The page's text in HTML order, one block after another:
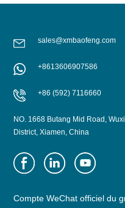
sales@xmbaofeng.com
+8613606907586
+86 (592) 7116660
NO. 1668 Butang Mid Road,
District, Xiamen, China
Compte WeChat officiel du